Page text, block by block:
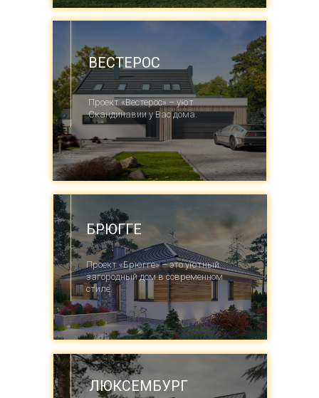
Проект «Вестерос» – уют
Скандинавии у Вас дома.
ВЕСТЕРОС
Проект «Брюгге» – это уютный
загородный дом в современном
стиле.
БРЮГГЕ
ЛЮКСЕМБУРГ